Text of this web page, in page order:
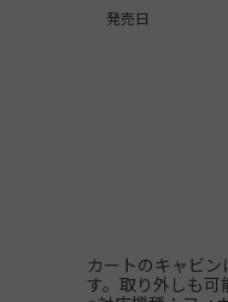
発売日
カートのキャビ
す。取り外しも可